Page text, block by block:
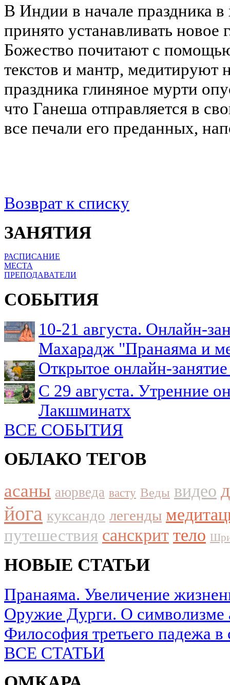
В Индии в начале праздника
принято устанавливать новое
Божество почитают с
текстов и мантр, медитируют
праздника глиняное мурти
что Ганеша отправляется в
все печали его преданных,
Возврат к списку
ЗАНЯТИЯ
РАСПИСАНИЕ
МЕСТА
ПРЕПОДАВАТЕЛИ
СОБЫТИЯ
10-21 августа. Онлайн-
Махарадж "Пранаяма и
Открытое онлайн-
С 29 августа. Утренние
Лакшминатх
ВСЕ СОБЫТИЯ
ОБЛАКО ТЕГОВ
асаны аюрведа васту Веды видео
йога куксандо легенды
путешествия санскрит тело
НОВЫЕ СТАТЬИ
Пранаяма. Увеличение
Оружие Дурги. О символизме
Философия третьего падежа в
ВСЕ СТАТЬИ